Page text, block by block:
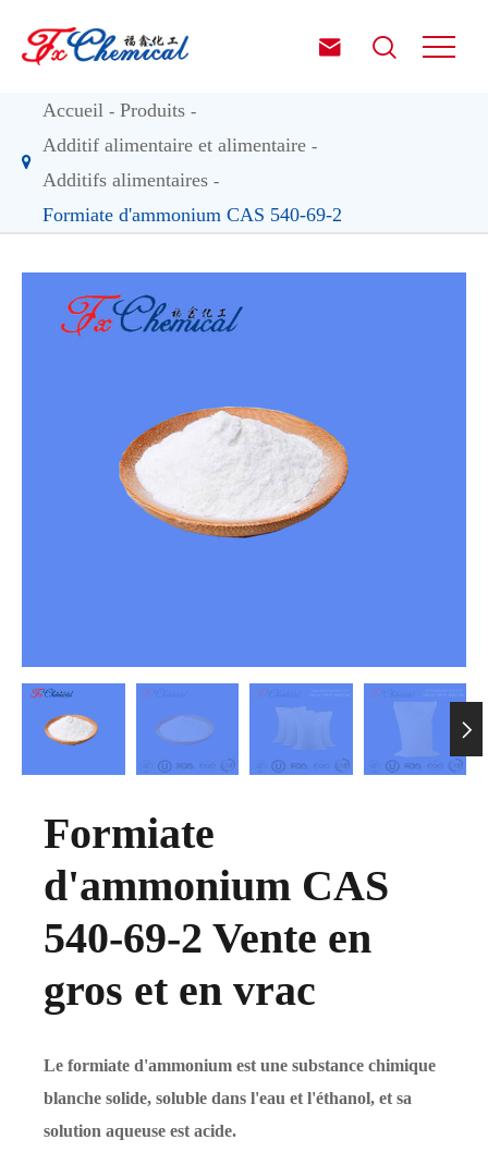
 
Accueil
Produits
Additif alimentaire et alimentaire
Additifs alimentaires
Formiate d'ammonium CAS 540-69-2

Formiate
d'ammonium CAS
540-69-2 Vente en
gros et en vrac
Le formiate d'ammonium est une substance chimique
blanche solide, soluble dans l'eau et l'éthanol, et sa
solution aqueuse est acide.